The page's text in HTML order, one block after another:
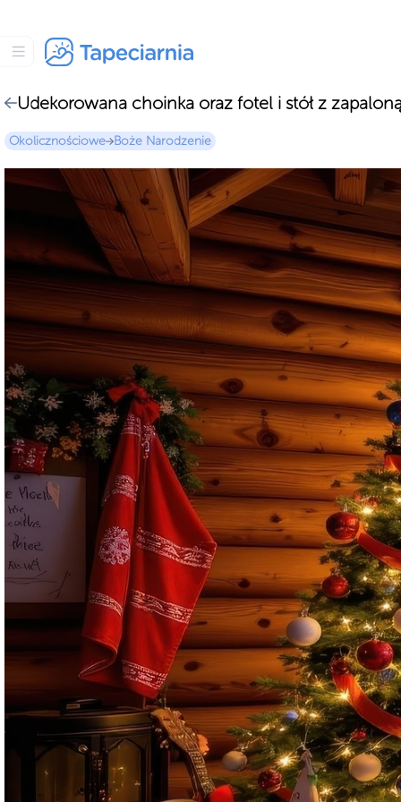
Udekorowana choinka oraz fotel i stół z
Okolicznościowe Boże Narodzenie